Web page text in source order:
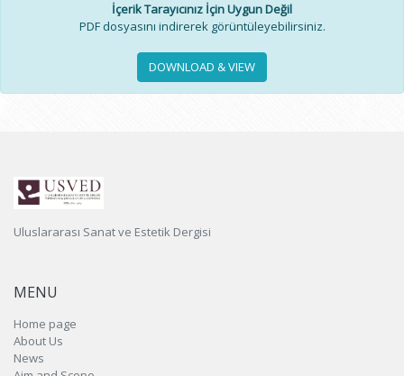
İçerik Tarayıcınız İçin Uygun Değil
PDF dosyasını indirerek görüntüleyebilirsiniz.
DOWNLOAD & VIEW
Uluslararası Sanat ve Estetik Dergisi
MENU
Home page
About Us
News